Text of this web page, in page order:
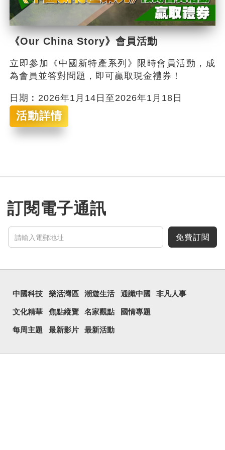
《Our China Story》會員活動
立即參加《中國新特產系列》限時會員活動，成
為會員並答對問題，即可贏取現金禮券！
日期︰2026年1月14日至2026年1月18日
活動詳情
訂閱電子通訊
免費訂閱
中國科技 樂活灣區 潮遊生活 通識中國 非凡人事
文化精華 焦點縱覽 名家觀點 國情專題
每周主題 最新影片 最新活動